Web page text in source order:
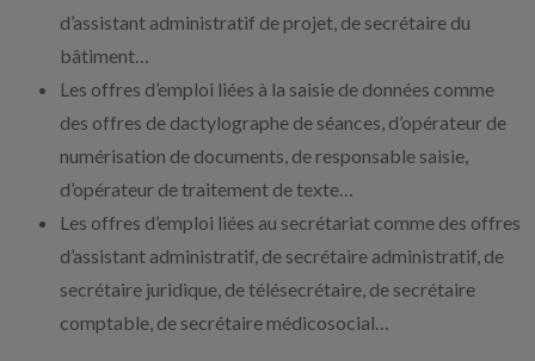
d’assistant administratif de projet, de secrétaire du
bâtiment…
Les offres d’emploi liées à la saisie de données comme
des offres de dactylographe de séances, d’opérateur de
numérisation de documents, de responsable saisie,
d’opérateur de traitement de texte…
Les offres d’emploi liées au secrétariat comme des offres
d’assistant administratif, de secrétaire administratif, de
secrétaire juridique, de télésecrétaire, de secrétaire
comptable, de secrétaire médicosocial…